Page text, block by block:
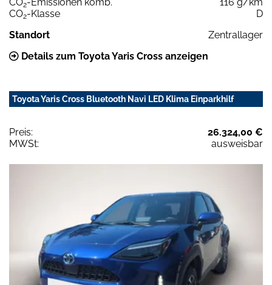
2
CO2-Klasse
D
Standort
Zentrallager
Details zum Toyota Yaris Cross anzeigen
Toyota Yaris Cross Bluetooth Navi LED Klima Einparkhilf
Preis:
26.324,00 €
MWSt:
ausweisbar